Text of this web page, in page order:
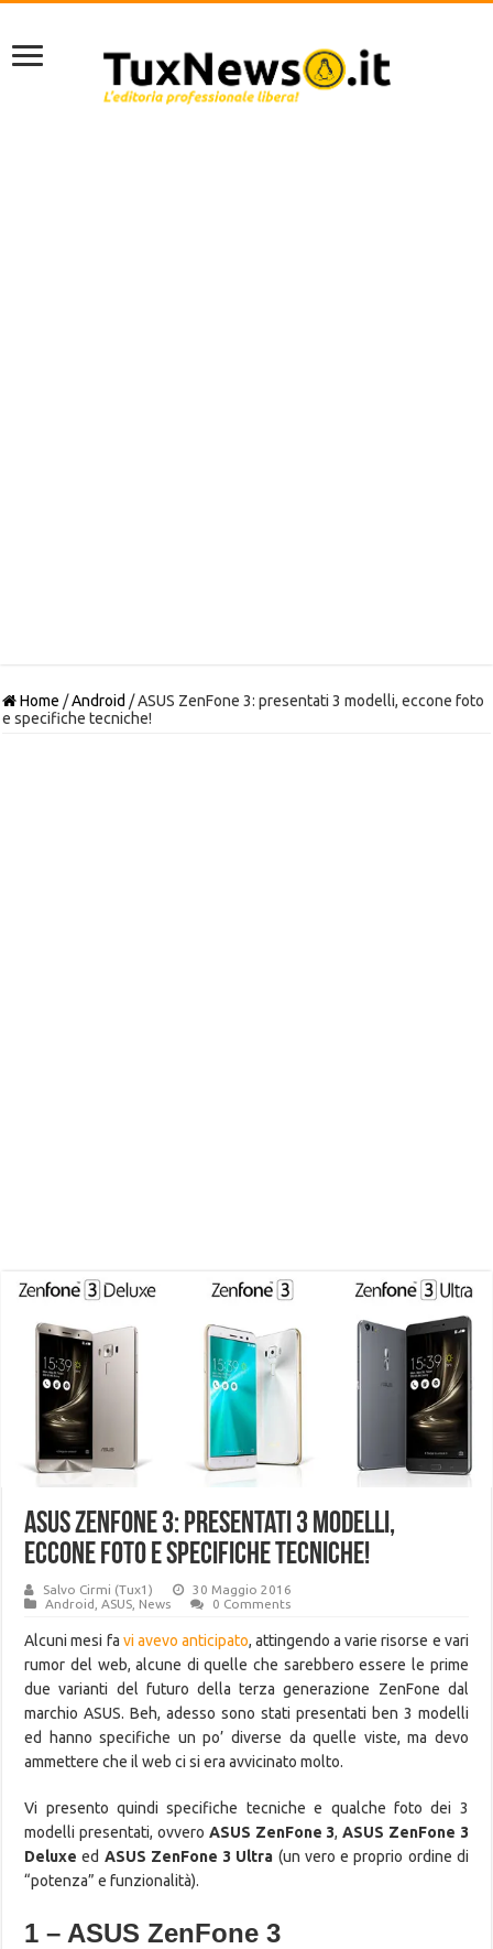
Home /Android /ASUS ZenFone 3: presentati 3 modelli, eccone foto
e specifiche tecniche!
ASUS ZenFone 3: presentati 3 modelli,
eccone foto e specifiche tecniche!
Salvo Cirmi (Tux1)
30 Maggio 2016
Android
ASUS News 0 Comments
Alcuni mesi fa vi avevo anticipato, attingendo a varie risorse e vari
rumor del web, alcune di quelle che sarebbero essere le prime
due varianti del futuro della terza generazione ZenFone dal
marchio ASUS. Beh, adesso sono stati presentati ben 3 modelli
ed hanno specifiche un po’ diverse da quelle viste, ma devo
ammettere che il web ci si era avvicinato molto.
Vi presento quindi specifiche tecniche e qualche foto dei 3
modelli presentati, ovvero ASUS ZenFone 3,ASUS ZenFone 3
Deluxe ed ASUS ZenFone 3 Ultra (un vero e proprio ordine di
“potenza” e funzionalità).
1 – ASUS ZenFone 3